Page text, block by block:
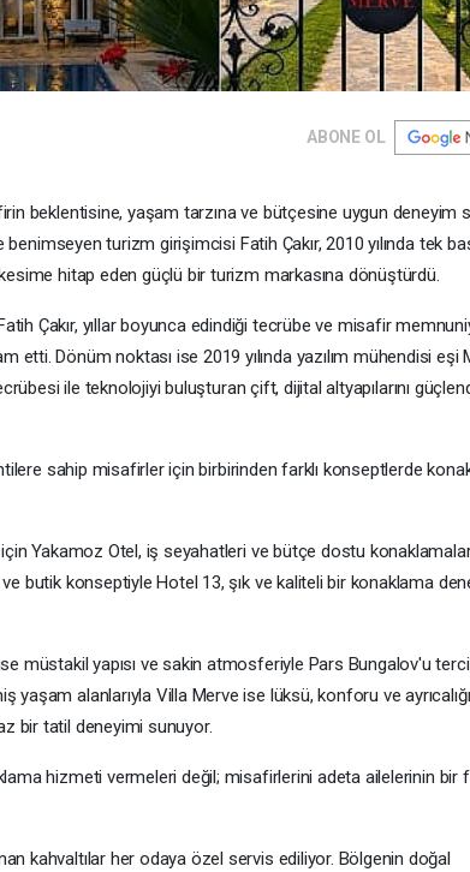
ABONE OL
beklentisine, yaşam tarzına ve bütçesine uygun deneyim
benimseyen turizm girişimcisi Fatih Çakır, 2010 yılında tek
hitap eden güçlü bir turizm markasına dönüştürdü.
Çakır, yıllar boyunca edindiği tecrübe ve misafir
etti. Dönüm noktası ise 2019 yılında yazılım mühendisi eşi
ile teknolojiyi buluşturan çift, dijital altyapılarını
sahip misafirler için birbirinden farklı konseptlerde
Yakamoz Otel, iş seyahatleri ve bütçe dostu
butik konseptiyle Hotel 13, şık ve kaliteli bir konaklama
müstakil yapısı ve sakin atmosferiyle Pars Bungalov'u
yaşam alanlarıyla Villa Merve ise lüksü, konforu ve
bir tatil deneyimi sunuyor.
hizmeti vermeleri değil; misafirlerini adeta ailelerinin bir
kahvaltılar her odaya özel servis ediliyor. Bölgenin doğal